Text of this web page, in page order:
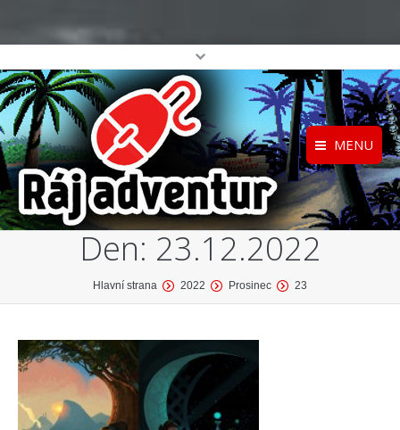
MENU
Registrace
Přihlášení
Home
O projektu
Katalog her
Den: 23.12.2022
You are here:Hlavní strana 2022 Prosinec 23